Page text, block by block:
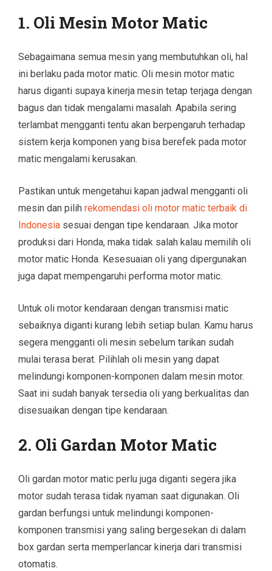
1. Oli Mesin Motor Matic
Sebagaimana semua mesin yang membutuhkan oli, hal
ini berlaku pada motor matic. Oli mesin motor matic
harus diganti supaya kinerja mesin tetap terjaga dengan
bagus dan tidak mengalami masalah. Apabila sering
terlambat mengganti tentu akan berpengaruh terhadap
sistem kerja komponen yang bisa berefek pada motor
matic mengalami kerusakan.
Pastikan untuk mengetahui kapan jadwal mengganti oli
mesin dan pilih rekomendasi oli motor matic terbaik di
Indonesia sesuai dengan tipe kendaraan. Jika motor
produksi dari Honda, maka tidak salah kalau memilih oli
motor matic Honda. Kesesuaian oli yang dipergunakan
juga dapat mempengaruhi performa motor matic.
Untuk oli motor kendaraan dengan transmisi matic
sebaiknya diganti kurang lebih setiap bulan. Kamu harus
segera mengganti oli mesin sebelum tarikan sudah
mulai terasa berat. Pilihlah oli mesin yang dapat
melindungi komponen-komponen dalam mesin motor.
Saat ini sudah banyak tersedia oli yang berkualitas dan
disesuaikan dengan tipe kendaraan.
2. Oli Gardan Motor Matic
Oli gardan motor matic perlu juga diganti segera jika
motor sudah terasa tidak nyaman saat digunakan. Oli
gardan berfungsi untuk melindungi komponen-
komponen transmisi yang saling bergesekan di dalam
box gardan serta memperlancar kinerja dari transmisi
otomatis.